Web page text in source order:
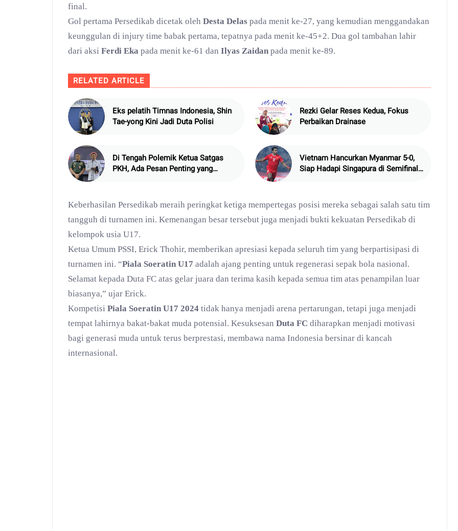
final.
Gol pertama Persedikab dicetak oleh Desta Delas pada menit ke-27, yang kemudian menggandakan
keunggulan di injury time babak pertama, tepatnya pada menit ke-45+2. Dua gol tambahan lahir
dari aksi Ferdi Eka pada menit ke-61 dan Ilyas Zaidan pada menit ke-89.
RELATED ARTICLE
Eks pelatih Timnas Indonesia, Shin
Tae-yong Kini Jadi Duta Polisi
Rezki Gelar Reses Kedua, Fokus
Perbaikan Drainase
Di Tengah Polemik Ketua Satgas
PKH, Ada Pesan Penting yang
Vietnam Hancurkan Myanmar 5-0,
Siap Hadapi Singapura di Semifinal
Keberhasilan Persedikab meraih peringkat ketiga mempertegas posisi mereka sebagai salah satu tim
tangguh di turnamen ini. Kemenangan besar tersebut juga menjadi bukti kekuatan Persedikab di
kelompok usia U17.
Ketua Umum PSSI, Erick Thohir, memberikan apresiasi kepada seluruh tim yang berpartisipasi di
turnamen ini. “Piala Soeratin U17 adalah ajang penting untuk regenerasi sepak bola nasional.
Selamat kepada Duta FC atas gelar juara dan terima kasih kepada semua tim atas penampilan luar
biasanya,” ujar Erick.
Kompetisi Piala Soeratin U17 2024 tidak hanya menjadi arena pertarungan, tetapi juga menjadi
tempat lahirnya bakat-bakat muda potensial. Kesuksesan Duta FC diharapkan menjadi motivasi
bagi generasi muda untuk terus berprestasi, membawa nama Indonesia bersinar di kancah
internasional.